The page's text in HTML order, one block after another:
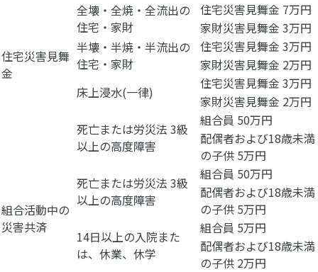
住宅災害見舞
金
全壊・全焼・全流出の
住宅・家財
住宅災害見舞金 7万円
家財災害見舞金 3万円
半壊・半焼・半流出の
住宅・家財
住宅災害見舞金 3万円
家財災害見舞金 2万円
床上浸水(一律)
住宅災害見舞金 3万円
家財災害見舞金 2万円
死亡または労災法 3級
以上の高度障害
組合員 50万円
配偶者および18歳未満
の子供 5万円
組合活動中の
災害共済
死亡または労災法 3級
以上の高度障害
組合員 50万円
配偶者および18歳未満
の子供 5万円
14日以上の入院また
は、休業、休学
組合員 5万円
配偶者および18歳未満
の子供 2万円